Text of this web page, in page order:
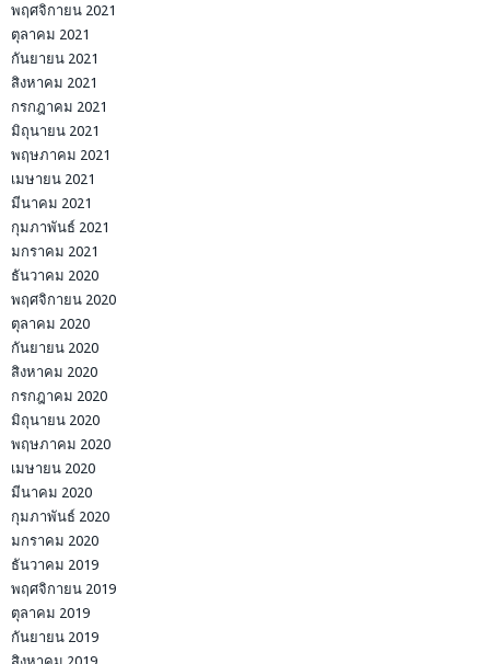
พฤศจิกายน 2021
ตุลาคม 2021
กันยายน 2021
สิงหาคม 2021
กรกฎาคม 2021
มิถุนายน 2021
พฤษภาคม 2021
เมษายน 2021
มีนาคม 2021
กุมภาพันธ์ 2021
มกราคม 2021
ธันวาคม 2020
พฤศจิกายน 2020
ตุลาคม 2020
กันยายน 2020
สิงหาคม 2020
กรกฎาคม 2020
มิถุนายน 2020
พฤษภาคม 2020
เมษายน 2020
มีนาคม 2020
กุมภาพันธ์ 2020
มกราคม 2020
ธันวาคม 2019
พฤศจิกายน 2019
ตุลาคม 2019
กันยายน 2019